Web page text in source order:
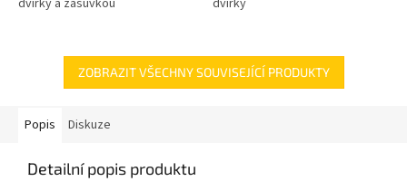
ZOBRAZIT VŠECHNY SOUVISEJÍCÍ PRODUKTY
Popis Diskuze
Detailní popis produktu